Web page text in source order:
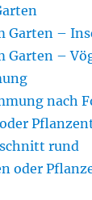
Garten –
Garten –
nach
rund
oder